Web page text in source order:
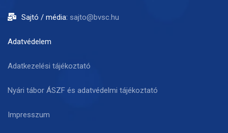
Sajtó / média: sajto@bvsc.hu
Adatvédelem
Adatkezelési tájékoztató
Nyári tábor ÁSZF és adatvédelmi tájékoztató
Impresszum